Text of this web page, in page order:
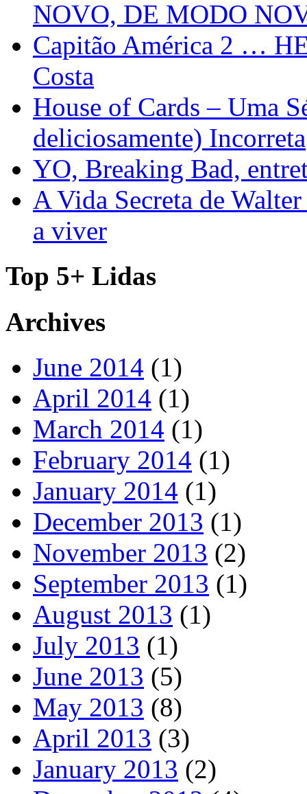
NOVO, DE MODO
Capitão América 2 …
Costa
House of Cards – Uma
deliciosamente) Incorreta
YO, Breaking Bad,
A Vida Secreta de
a viver
Top 5+ Lidas
Archives
June 2014 (1)
April 2014 (1)
March 2014 (1)
February 2014 (1)
January 2014 (1)
December 2013 (1)
November 2013 (2)
September 2013 (1)
August 2013 (1)
July 2013 (1)
June 2013 (5)
May 2013 (8)
April 2013 (3)
January 2013 (2)